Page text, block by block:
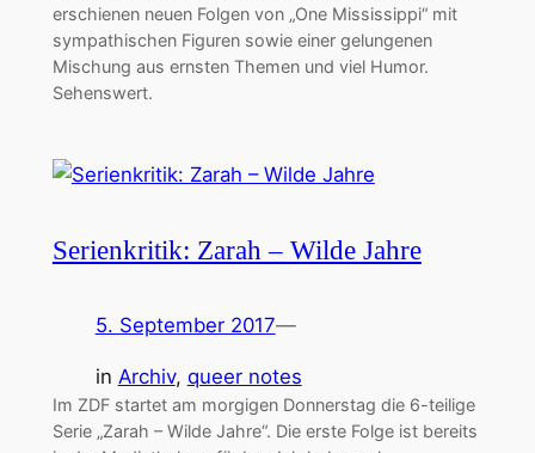
erschienen neuen Folgen von „One Mississippi“ mit
sympathischen Figuren sowie einer gelungenen
Mischung aus ernsten Themen und viel Humor.
Sehenswert.
Serienkritik: Zarah – Wilde Jahre
5. September 2017—
in Archiv, queer notes
Im ZDF startet am morgigen Donnerstag die 6-teilige
Serie „Zarah – Wilde Jahre“. Die erste Folge ist bereits